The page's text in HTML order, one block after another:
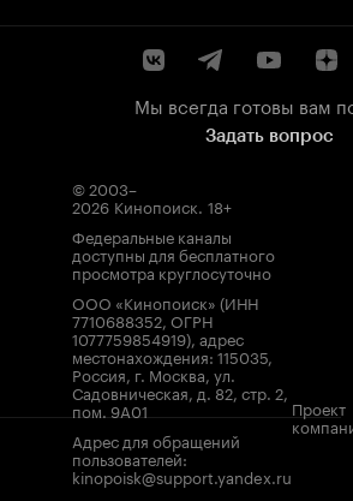
Мы всегда готовы вам
Задать вопрос
© 2003–
2026 Кинопоиск. 18+
Федеральные каналы
доступны для бесплатного
просмотра круглосуточно
ООО «Кинопоиск» (ИНН
7710688352, ОГРН
1077759854919), адрес
местонахождения: 115035,
Россия, г. Москва, ул.
Садовническая, д. 82, стр. 2,
пом. 9А01
Адрес для обращений
пользователей:
kinopoisk@support.yandex.ru
Проект